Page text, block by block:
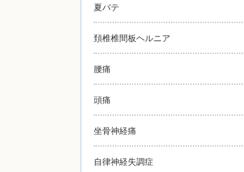
夏バテ
頚椎椎間板ヘルニア
腰痛
頭痛
坐骨神経痛
自律神経失調症